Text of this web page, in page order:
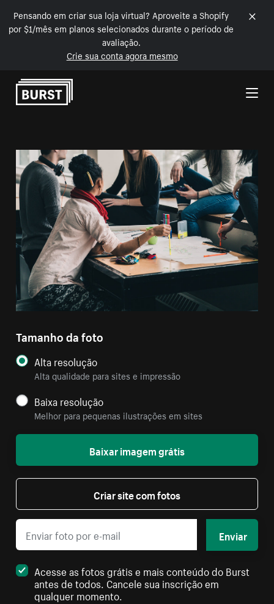
Pensando em criar sua loja virtual? Aproveite a Shopify
por $1/mês em planos selecionados durante o período de
avaliação.
Crie sua conta agora mesmo
Pular para o conteúdo
Tamanho da foto
Alta resolução
Alta qualidade para sites e impressão
Baixa resolução
Melhor para pequenas ilustrações em sites
Baixar imagem grátis
Criar site com fotos
Enviar
Acesse as fotos grátis e mais conteúdo do Burst
antes de todos. Cancele sua inscrição em
qualquer momento.